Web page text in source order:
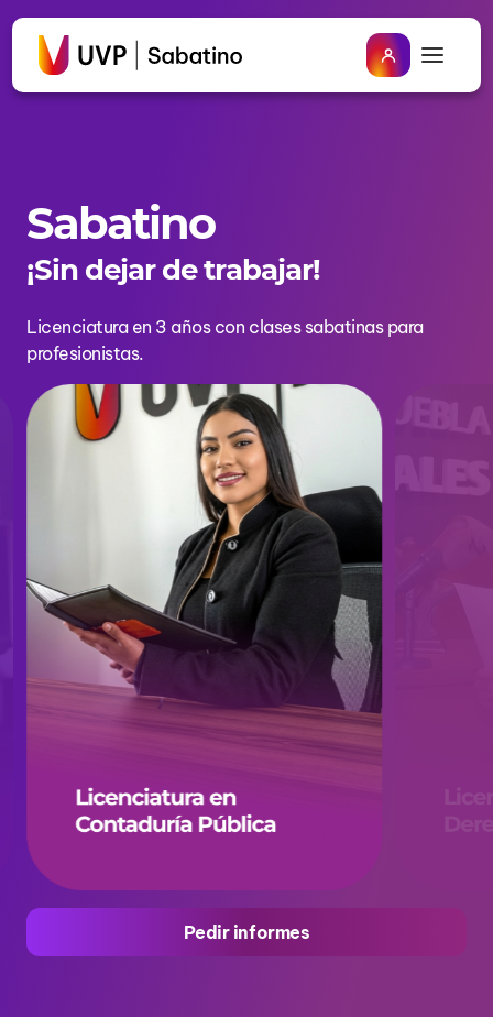
Sabatino
¡Sin dejar de trabajar!
Licenciatura en 3 años con clases sabatinas para
profesionistas.
Pedir informes